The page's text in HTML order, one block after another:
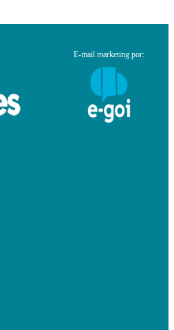
E-mail marketing por: